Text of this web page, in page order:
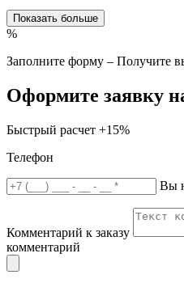
Показать больше
%
Заполните форму – Получите
Оформите заявку
Быстрый расчет +15%
Телефон
Вы
Комментарий к заказу
комментарий